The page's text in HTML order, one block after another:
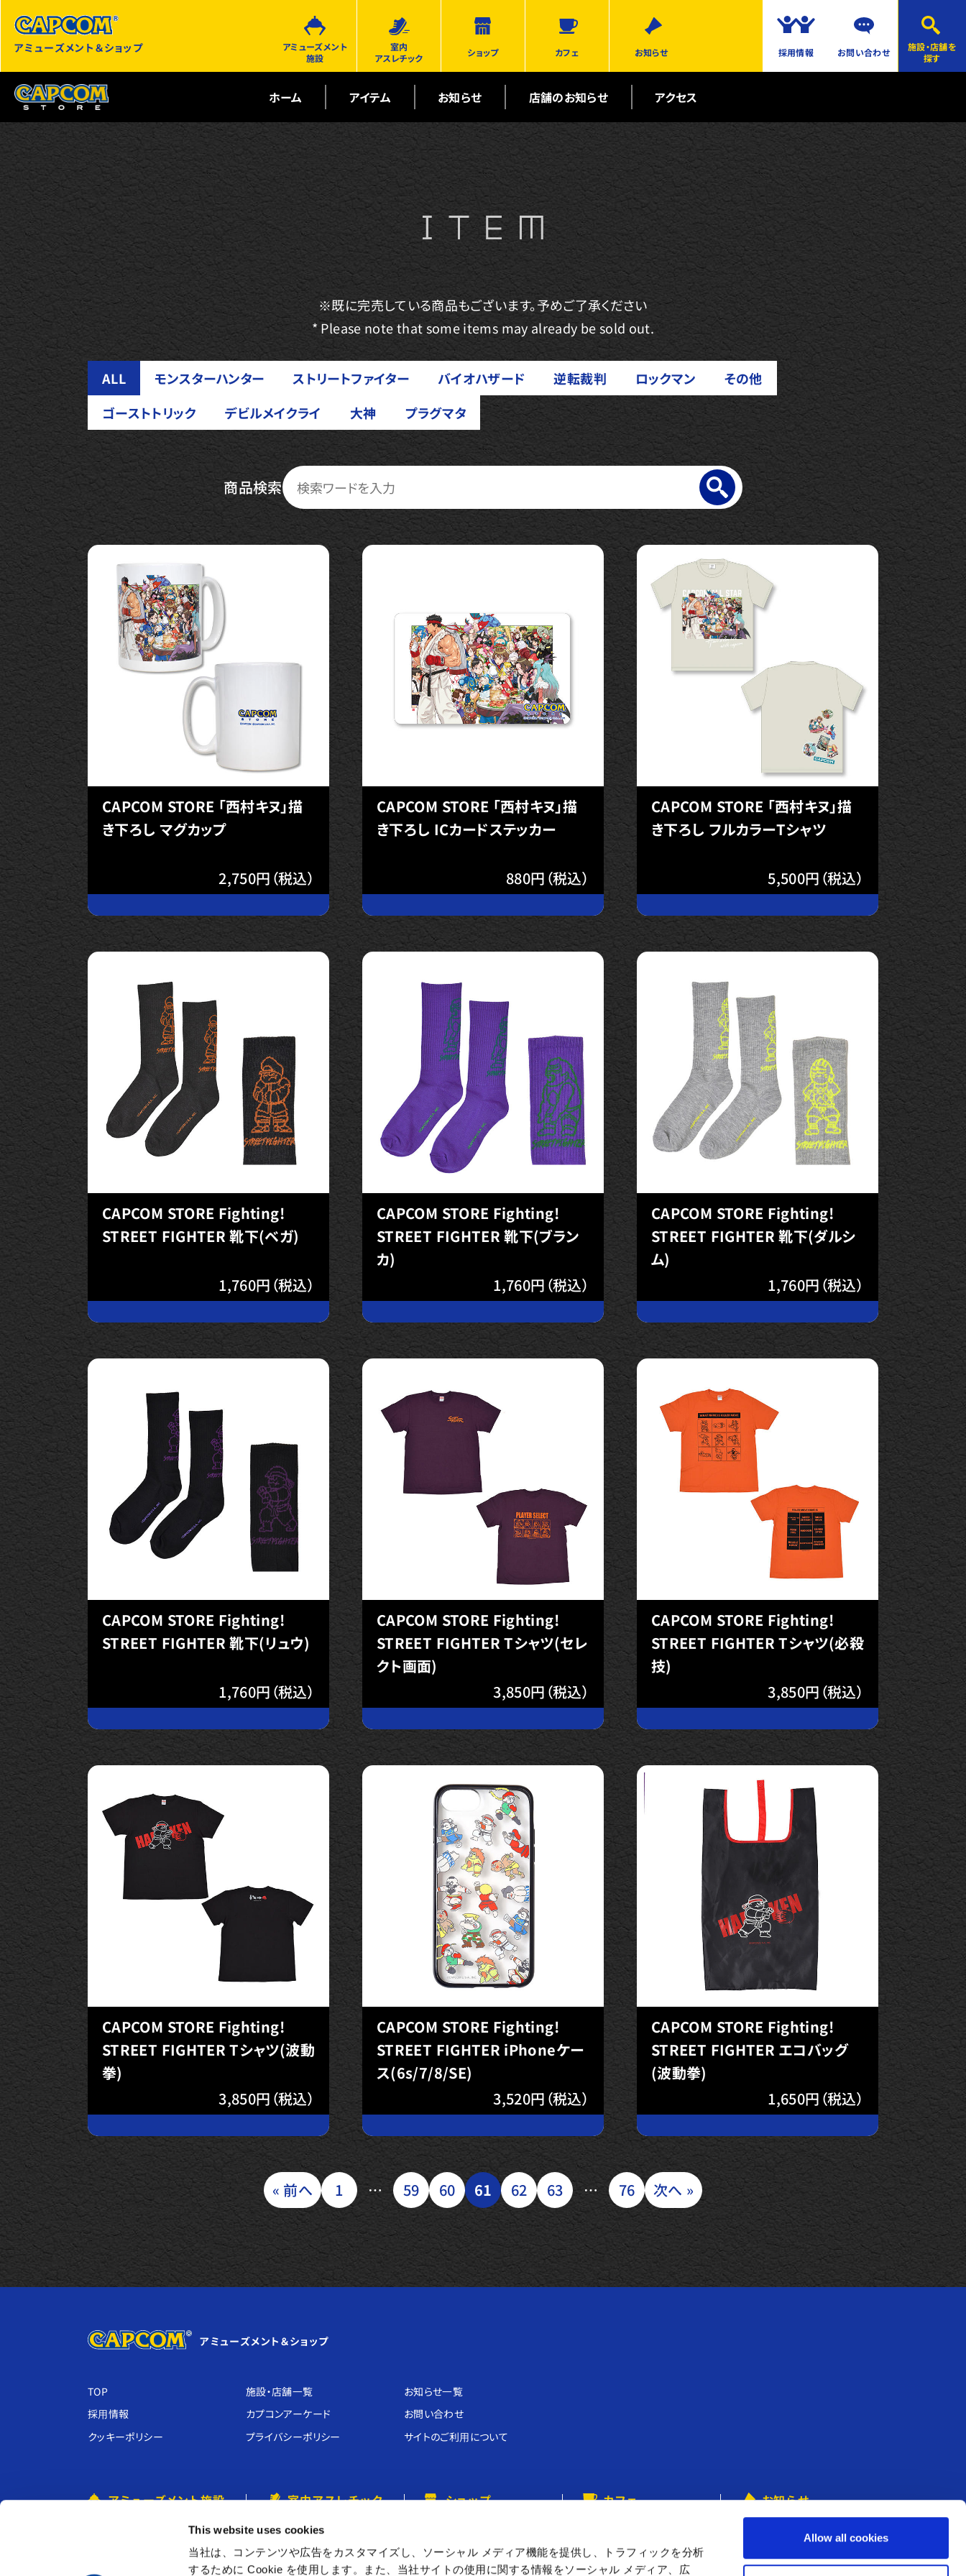
This website uses cookies
当社は、コンテンツや広告をカスタマイズし、ソーシャル メディア機能を提供し、トラフィックを分析
するために Cookie を使用します。また、当社サイトの使用に関する情報をソーシャル メディア、広
Allow all cookies
アミューズメント＆ショップ
施設・店舗を
探す
アミューズメント
施設
室内
アスレチック
ショップ カフェ お知らせ 採用情報 お問い合わせ
ホーム アイテム お知らせ 店舗のお知らせ アクセス
※既に完売している商品もございます。予めご了承ください
* Please note that some items may already be sold out.
ALL モンスターハンター ストリートファイター バイオハザード 逆転裁判 ロックマン
その他
ゴーストトリック
デビルメイクライ 大神 プラグマタ
商品検索
CAPCOM STORE 「西村キヌ」描
き下ろし マグカップ
2,750円（税込）
CAPCOM STORE 「西村キヌ」描
き下ろし ICカードステッカー
880円（税込）
CAPCOM STORE 「西村キヌ」描
き下ろし フルカラーTシャツ
5,500円（税込）
CAPCOM STORE Fighting!
STREET FIGHTER 靴下(ベガ)
1,760円（税込）
CAPCOM STORE Fighting!
STREET FIGHTER 靴下(ブラン
カ)
1,760円（税込）
CAPCOM STORE Fighting!
STREET FIGHTER 靴下(ダルシ
ム)
1,760円（税込）
CAPCOM STORE Fighting!
STREET FIGHTER 靴下(リュウ)
1,760円（税込）
CAPCOM STORE Fighting!
STREET FIGHTER Tシャツ(セレ
クト画面)
3,850円（税込）
CAPCOM STORE Fighting!
STREET FIGHTER Tシャツ(必殺
技)
3,850円（税込）
CAPCOM STORE Fighting!
STREET FIGHTER Tシャツ(波動
拳)
3,850円（税込）
CAPCOM STORE Fighting!
STREET FIGHTER iPhoneケー
ス(6s/7/8/SE)
3,520円（税込）
CAPCOM STORE Fighting!
STREET FIGHTER エコバッグ
(波動拳)
1,650円（税込）
« 前へ 1 … 59 60 61 62 63 … 76 次へ »
アミューズメント＆ショップ
TOP 施設・店舗⼀覧
お知らせ⼀覧
採⽤情報
カプコンアーケード
お問い合わせ
クッキーポリシー
プライバシーポリシー サイトのご利⽤について
アミューズメント施設 室内アスレチック
クレイジーバネット
あそび王国ぴぃかぁぶぅ
Kids BANeT
ショップ
キャラカプ
カプセルラボ
カフェ お知らせ